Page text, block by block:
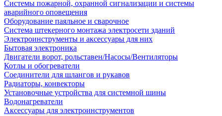
Системы пожарной, охранной сигнализации и системы
аварийного оповещения
Оборудование паяльное и сварочное
Система штекерного монтажа электросети зданий
Электроинструменты и аксессуары для них
Бытовая электроника
Двигатели ворот, рольставен/Насосы/Вентиляторы
Котлы и обогреватели
Соединители для шлангов и рукавов
Радиаторы, конвекторы
Установочные устройства для системной шины
Водонагреватели
Аксессуары для электроинструментов